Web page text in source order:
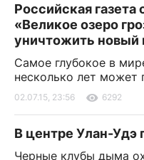
Российская газета
«Великое озеро
уничтожить новый
Самое глубокое в
несколько лет может
02.07.15, 23:56 6292
В центре Улан-Удэ
Черные клубы дыма